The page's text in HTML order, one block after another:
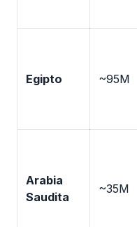
Egipto ~95M
Arabia
Saudita
~35M